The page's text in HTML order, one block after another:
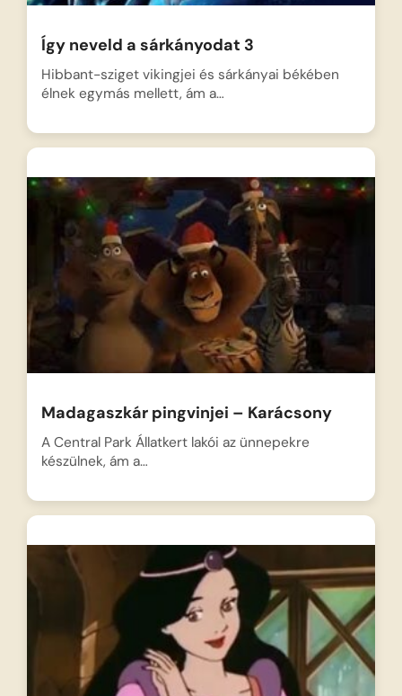
Így neveld a sárkányodat 3
Hibbant-sziget vikingjei és sárkányai békében
élnek egymás mellett, ám a…
Madagaszkár pingvinjei – Karácsony
A Central Park Állatkert lakói az ünnepekre
készülnek, ám a…